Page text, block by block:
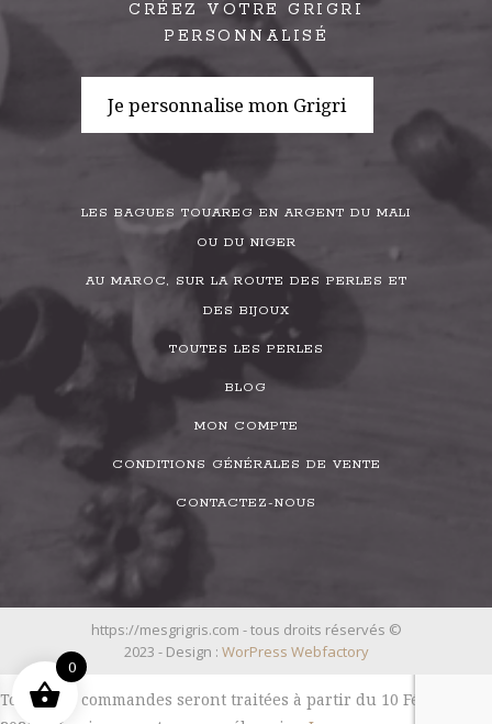
CRÉEZ VOTRE GRIGRI
PERSONNALISÉ
Je personnalise mon Grigri
LES BAGUES TOUAREG EN ARGENT DU MALI
OU DU NIGER
AU MAROC, SUR LA ROUTE DES PERLES ET
DES BIJOUX
TOUTES LES PERLES
BLOG
MON COMPTE
CONDITIONS GÉNÉRALES DE VENTE
CONTACTEZ-NOUS
https://mesgrigris.com - tous droits réservés ©
2023 - Design : WorPress Webfactory
Toutes les commandes seront traitées à partir du 10 Février
0